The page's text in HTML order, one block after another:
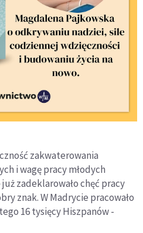
zakwaterowania
i wagę pracy młodych
zadeklarowało chęć pracy
znak. W Madrycie pracowało
16 tysięcy Hiszpanów -